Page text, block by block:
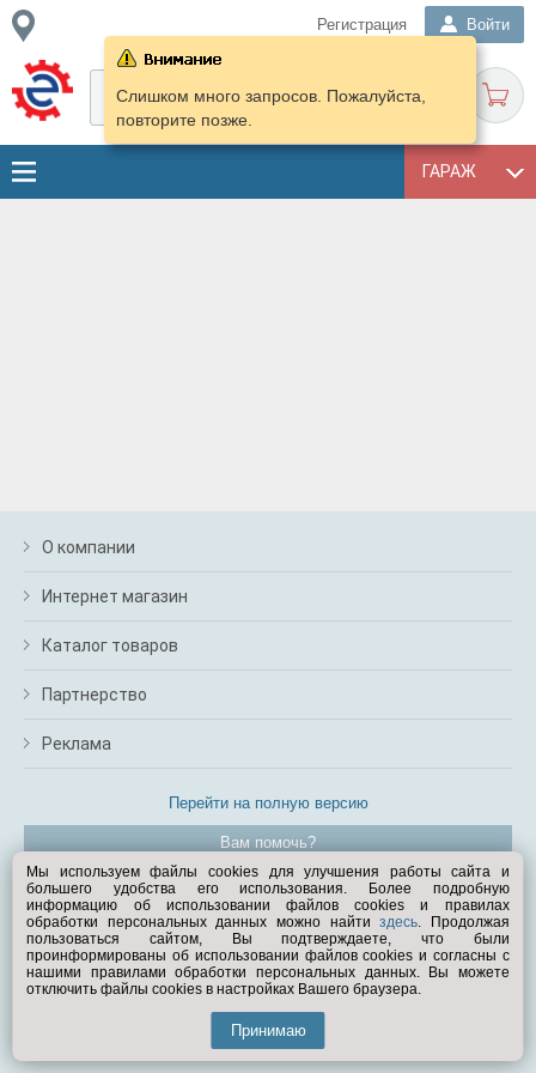
Регистрация Войти
ГАРАЖ
Слишком много запросов. Пожалуйста,
повторите позже.
О компании
Интернет магазин
Каталог товаров
Партнерство
Реклама
Перейти на полную версию
Вам помочь?
© Exist.ru 1998—2026
Мы используем файлы cookies для улучшения работы сайта и
большего удобства его использования. Более подробную
информацию об использовании файлов cookies и правилах
обработки персональных данных можно найтиздесь. Продолжая
пользоваться сайтом, Вы подтверждаете, что были
проинформированы об использовании файлов cookies и согласны с
нашими правилами обработки персональных данных. Вы можете
отключить файлы cookies в настройках Вашего браузера.
Принимаю